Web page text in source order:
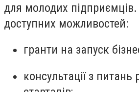
для молодих
доступних можливостей:
гранти на запуск
консультації з питань